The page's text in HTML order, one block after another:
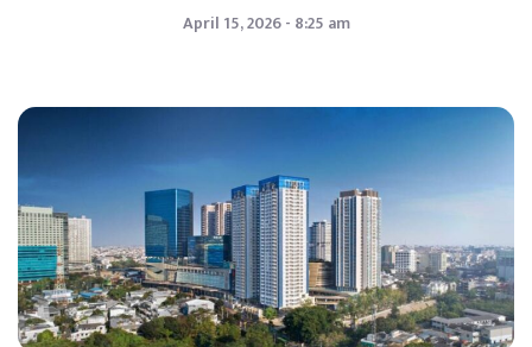
April 15, 2026 - 8:25 am